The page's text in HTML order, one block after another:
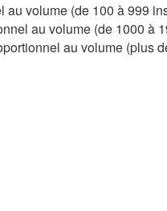
volume (de 100 à 999
au volume (de 1000 à
au volume (plus